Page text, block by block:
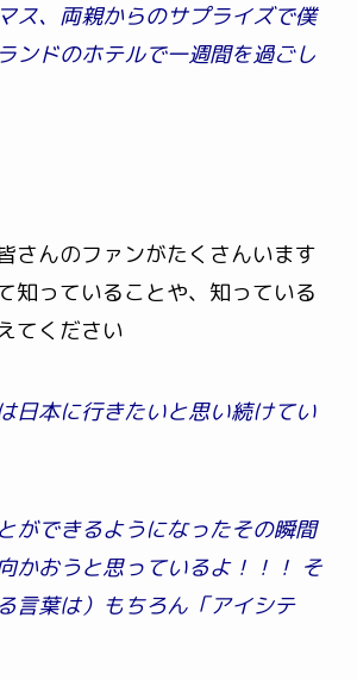
ス、両親からのサプライズで僕
ンドのホテルで一週間を過ごし
さんのファンがたくさんいます
知っていることや、知っている
てください
日本に行きたいと思い続けてい
ができるようになったその瞬間
かおうと思っているよ！！！ そ
言葉は）もちろん「アイシテ